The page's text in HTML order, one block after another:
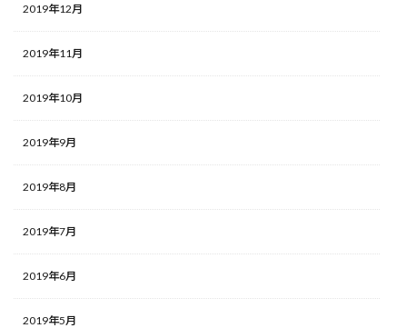
2019年12月
2019年11月
2019年10月
2019年9月
2019年8月
2019年7月
2019年6月
2019年5月